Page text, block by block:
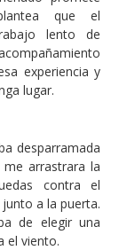
que el
lento de
experiencia y
lugar.
desparramada
arrastrara la
contra el
a la puerta.
de elegir una
el viento.